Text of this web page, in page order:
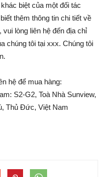
biệt của một đối tác
thêm thông tin chi tiết về
lòng liên hệ đến địa chỉ
chúng tôi tại xxx. Chúng tôi
hệ để mua hàng:
S2-G2, Toà Nhà Sunview,
Thủ Đức, Việt Nam